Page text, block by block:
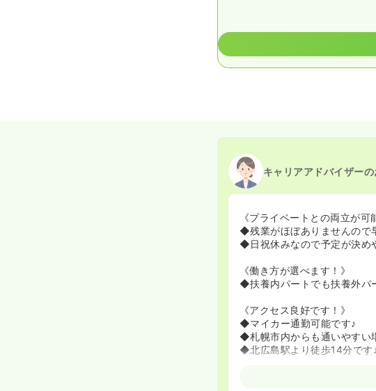
キャリアアドバイザー
《プライベートとの両立が可
◆残業がほぼありませんので
◆日祝休みなので予定が決め
《働き方が選べます！》
◆扶養内パートでも扶養外パ
《アクセス良好です！》
◆マイカー通勤可能です♪
◆札幌市内からも通いやすい
◆北広島駅より徒歩14分です